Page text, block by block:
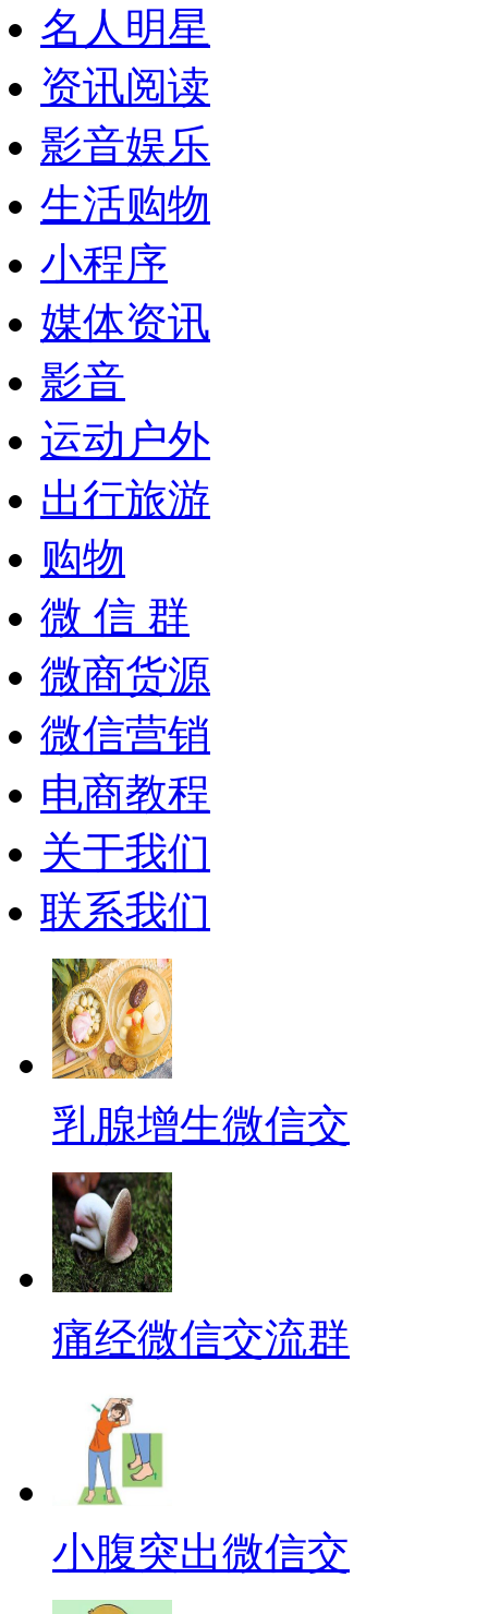
名人明星
资讯阅读
影音娱乐
生活购物
小程序
媒体资讯
影音
运动户外
出行旅游
购物
微 信 群
微商货源
微信营销
电商教程
关于我们
联系我们
乳腺增生微信交
痛经微信交流群
小腹突出微信交